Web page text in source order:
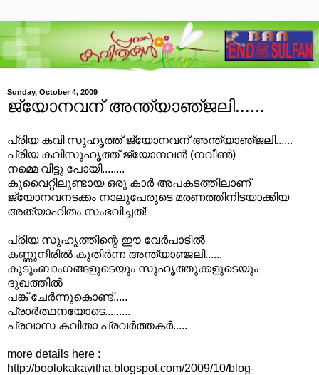
Sunday, October 4, 2009
ജ്യോനവന് അന്ത്യാഞ്‌ജലി......
പ്രിയ കവി സുഹൃത്ത് ജ്യോനവന് അന്ത്യാഞ്‌ജലി......
പ്രിയ കവിസുഹൃത്ത് ജ്യോനവന്‍ (നവീണ്‍)
നമ്മെ വിട്ടു പോയി........
കുവൈറ്റിലുണ്ടായ ഒരു കാര്‍ അപകടത്തിലാണ്
ജ്യോനവനടക്കം നാലുപേരുടെ മരണത്തിനിടയാക്കിയ
അത്യാഹിതം സംഭവിച്ചത്!
പ്രിയ സുഹൃത്തിന്റെ ഈ വേര്‍പാടില്‍
കണ്ണുനീരില്‍ കുതിര്‍ന്ന അന്ത്യാഞ്ജലി......
കുടും‌ബാംഗങ്ങളുടെയും സുഹൃത്തുക്കളുടെയും
ദുഖത്തില്‍
പങ്ക് ചേര്‍ന്നുകൊണ്ട്.....
പ്രാര്‍‌ത്ഥനയോടെ.........
പ്രവാസ കവിതാ പ്രവര്‍ത്തകര്‍.....
more details here :
http://boolokakavitha.blogspot.com/2009/10/blog-